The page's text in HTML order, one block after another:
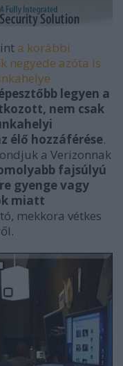
a korábbi
negyede azóta is
legyen a
nem csak
élő hozzáférése.
a Verizonnak
fajsúlyú
gyenge vagy
miatt
mekkora vétkes